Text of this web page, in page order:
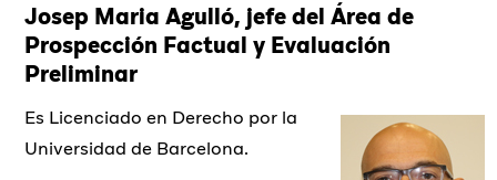
Josep Maria Agulló, jefe del Área de
Prospección Factual y Evaluación
Preliminar
Es Licenciado en Derecho por la
Universidad de Barcelona.